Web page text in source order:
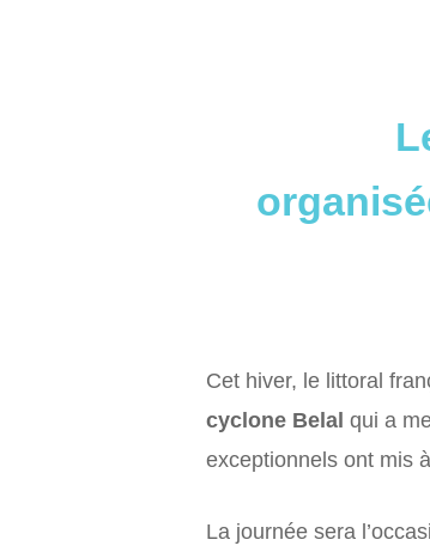
Cet hiver, le littoral
cyclone Belal qui a
exceptionnels ont mis
La journée sera